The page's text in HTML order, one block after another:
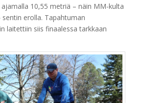
10,55 metriä – näin MM-kulta
erolla. Tapahtuman
laitettiin siis finaalessa tarkkaan